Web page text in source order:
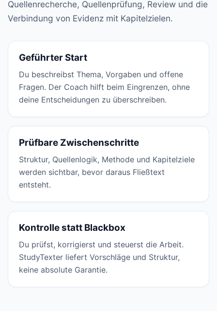
Quellenrecherche, Quellenprüfung, Review und die
Verbindung von Evidenz mit Kapitelzielen.
Geführter Start
Du beschreibst Thema, Vorgaben und offene
Fragen. Der Coach hilft beim Eingrenzen, ohne
deine Entscheidungen zu überschreiben.
Prüfbare Zwischenschritte
Struktur, Quellenlogik, Methode und Kapitelziele
werden sichtbar, bevor daraus Fließtext
entsteht.
Kontrolle statt Blackbox
Du prüfst, korrigierst und steuerst die Arbeit.
StudyTexter liefert Vorschläge und Struktur,
keine absolute Garantie.